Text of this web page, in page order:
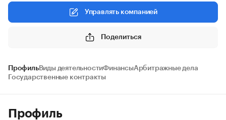
Управлять компанией
Поделиться
ПрофильВиды деятельностиФинансыАрбитражные дела
Государственные контракты
Профиль